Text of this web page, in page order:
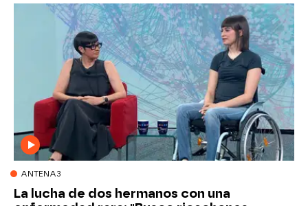
ANTENA3
La lucha de dos hermanos con una